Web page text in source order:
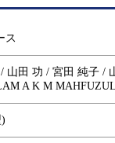
ス
山田 功 / 宮田 純子 /
A K M MAHFUZUL